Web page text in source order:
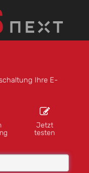
Ihre E-
Jetzt
testen